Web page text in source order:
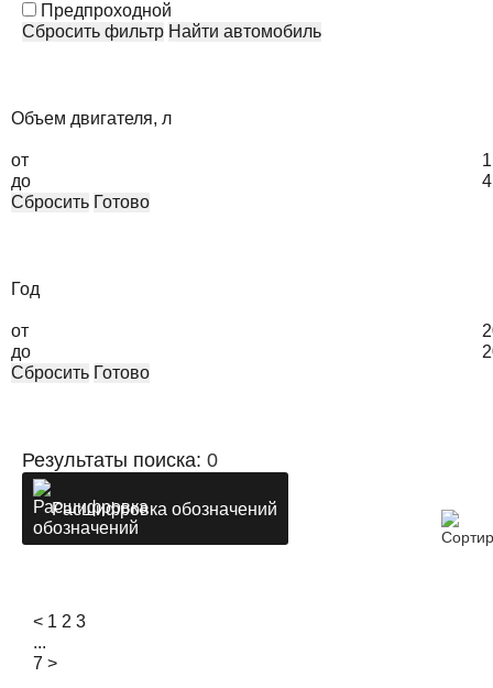
Предпроходной
Сбросить фильтр
Найти автомобиль
Объем двигателя, л
от
до
Сбросить Готово
Год
от
до
Сбросить Готово
Результаты поиска: 0
Расшифровка обозначений
< 1 2 3
...
7 >